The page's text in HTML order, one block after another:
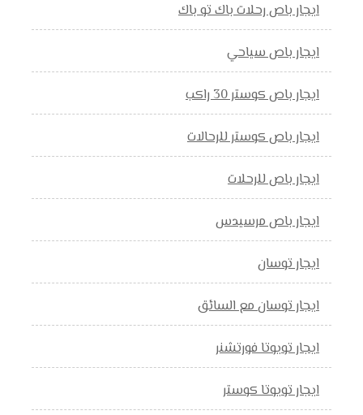
ايجار باص رحلات باك تو باك
ايجار باص سياحي
ايجار باص كوستر 30 راكب
ايجار باص كوستر للرحالات
ايجار باص للرحلات
ايجار باص مرسيدس
ايجار توسان
ايجار توسان مع السائق
ايجار تويوتا فورتشنر
ايجار تويوتا كوستر